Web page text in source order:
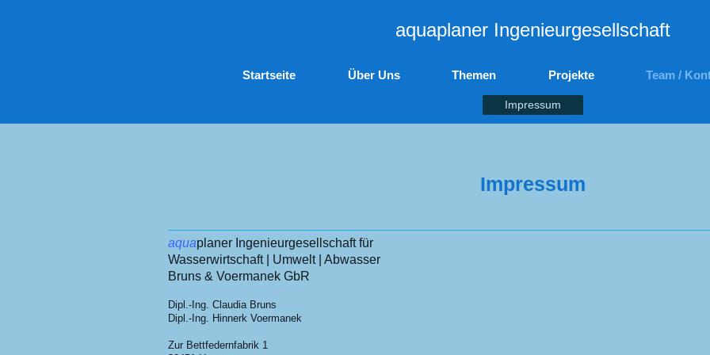
aquaplaner Ingenieurgesellschaft
Startseite Über Uns Themen Projekte Team /
Impressum
Impressum
aquaplaner Ingenieurgesellschaft für
Wasserwirtschaft | Umwelt | Abwasser
Bruns & Voermanek GbR
Dipl.-Ing. Claudia Bruns
Dipl.-Ing. Hinnerk Voermanek
Zur Bettfedernfabrik 1